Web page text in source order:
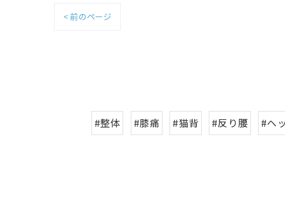
< 前のページ
#整体 #膝痛 #猫背 #反り腰 #ヘ